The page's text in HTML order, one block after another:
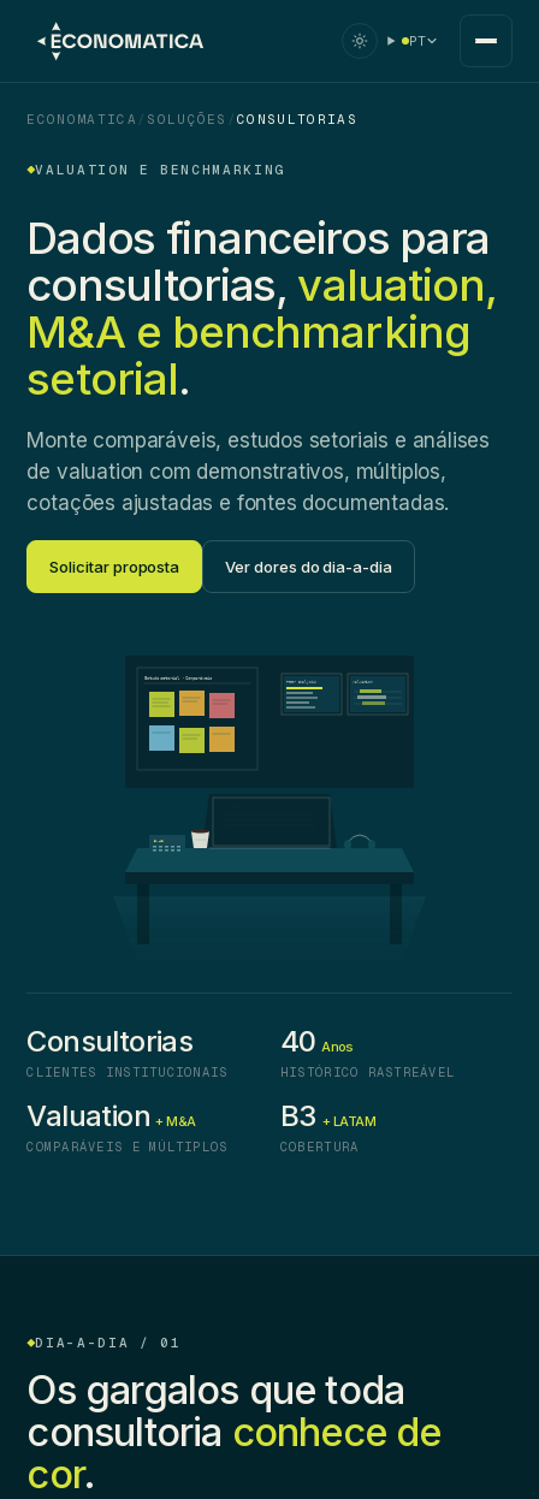
PT
ECONOMATICA / SOLUÇÕES /CONSULTORIAS
VALUATION E BENCHMARKING
Dados financeiros para
consultorias, valuation,
M&A e benchmarking
setorial.
Monte comparáveis, estudos setoriais e análises
de valuation com demonstrativos, múltiplos,
cotações ajustadas e fontes documentadas.
Solicitar proposta Ver dores do dia-a-dia
Consultorias
CLIENTES INSTITUCIONAIS
40 Anos
HISTÓRICO RASTREÁVEL
Valuation + M&A
COMPARÁVEIS E MÚLTIPLOS
B3 + LATAM
COBERTURA
Estudo setorial · Comparáveis
Peer analysis Valuation
8.42
DIA-A-DIA / 01
Os gargalos que toda
consultoria conhece de
cor.